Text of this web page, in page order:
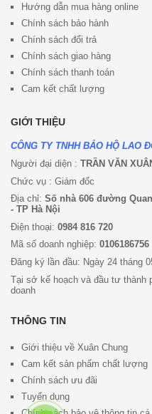
Hướng dẫn mua hàng online
Chính sách bảo hành
Chính sách đổi trả
Chính sách giao hàng
Chính sách thanh toán
Cam kết chất lượng
GIỚI THIỆU
CÔNG TY TNHH BẢO HỘ LAO
Người đại diện : TRẦN VĂN
Chức vụ : Giám đốc
Địa chỉ: Số nhà 606 đường
- TP Hà Nội
Điện thoại: 0984 816 720
Mã số doanh nghiệp: 0106186756
Đăng ký lần đầu: Ngày 24 tháng
Tại sở kế hoạch và đầu tư thành
doanh
THÔNG TIN
Giới thiệu về Xuân Chung
Cam kết sản phẩm chất lượng
Chính sách ưu đãi
Tuyển dụng